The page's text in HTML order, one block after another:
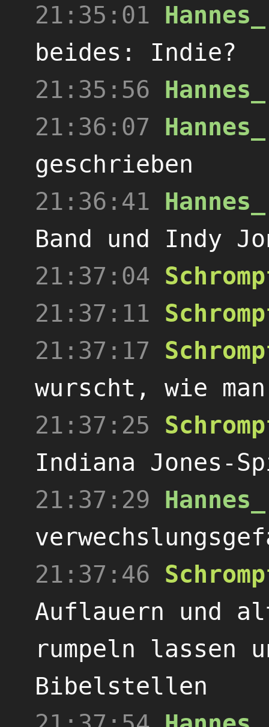
21:35:01
Hannes_
beides: Indie?
21:35:56
Hannes_
21:36:07 Hannes_
geschrieben
21:36:41
Hannes_
Band und Indy
21:37:04
21:37:11
21:37:17
wurscht, wie
21:37:25
Indiana Jones-
21:37:29
Hannes_
21:37:46
Auflauern und
rumpeln lassen
Bibelstellen